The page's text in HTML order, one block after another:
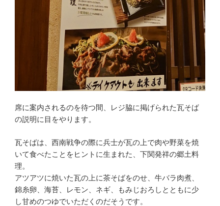
席に案内されるのを待つ間、レジ脇に掲げられた瓦そば
の説明に目をやります。
瓦そばは、西南戦争の際に兵士が瓦の上で肉や野菜を焼
いて食べたことをヒントに生まれた、下関発祥の郷土料
理。
アツアツに焼いた瓦の上に茶そばをのせ、牛バラ肉煮、
錦糸卵、海苔、レモン、ネギ、もみじおろしとともに少
し甘めのつゆでいただくのだそうです。